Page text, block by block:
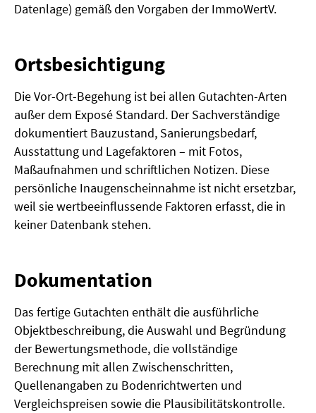
Datenlage) gemäß den Vorgaben der ImmoWertV.
Ortsbesichtigung
Die Vor-Ort-Begehung ist bei allen Gutachten-Arten
außer dem Exposé Standard. Der Sachverständige
dokumentiert Bauzustand, Sanierungsbedarf,
Ausstattung und Lagefaktoren – mit Fotos,
Maßaufnahmen und schriftlichen Notizen. Diese
persönliche Inaugenscheinnahme ist nicht ersetzbar,
weil sie wertbeeinflussende Faktoren erfasst, die in
keiner Datenbank stehen.
Dokumentation
Das fertige Gutachten enthält die ausführliche
Objektbeschreibung, die Auswahl und Begründung
der Bewertungsmethode, die vollständige
Berechnung mit allen Zwischenschritten,
Quellenangaben zu Bodenrichtwerten und
Vergleichspreisen sowie die Plausibilitätskontrolle.